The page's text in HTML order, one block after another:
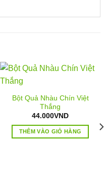
Bột Quả Nhàu Chín Việt
Thắng
44.000VND
THÊM VÀO GIỎ HÀNG